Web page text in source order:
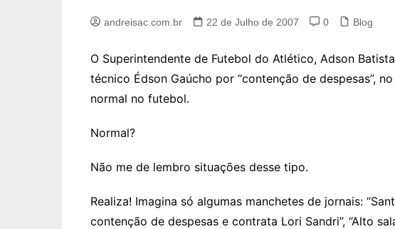
andreisac.com.br 22 de Julho de 2007 0 Blog
O Superintendente de Futebol do Atlético, Adson
técnico Édson Gaúcho por “contenção de despesas”,
normal no futebol.
Normal?
Não me de lembro situações desse tipo.
Realiza! Imagina só algumas manchetes de jornais:
contenção de despesas e contrata Lori Sandri”, “Alto